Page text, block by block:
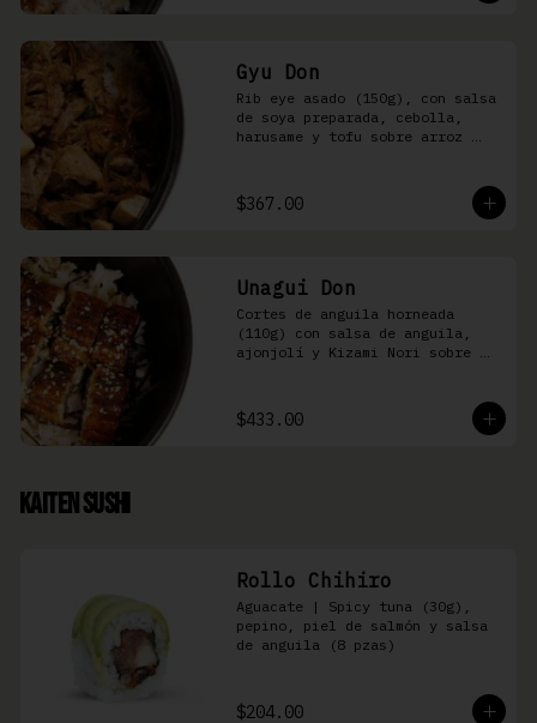
Gyu Don
Rib eye asado (150g), con salsa
de soya preparada, cebolla,
harusame y tofu sobre arroz
$367.00
Unagui Don
Cortes de anguila horneada
(110g) con salsa de anguila,
ajonjolí y Kizami Nori sobre
$433.00
Kaiten Sushi
Rollo Chihiro
Aguacate | Spicy tuna (30g),
pepino, piel de salmón y salsa
de anguila (8 pzas)
$204.00